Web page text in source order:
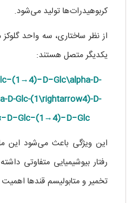
کربوهیدرات‌ها تولید می‌شود.
از نظر ساختاری، سه واحد
یکدیگر متصل هستند:
D-
D-Glc-(1\rightarrow4)-D-
−D−Glc−(1→4)−D−Glc
این ویژگی باعث می‌شود این
رفتار بیوشیمیایی متفاوتی
تخمیر و متابولیسم قندها اهمیت